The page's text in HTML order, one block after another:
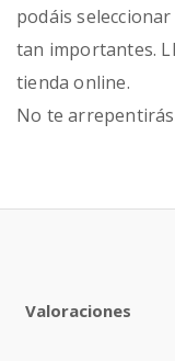
podáis
tan importantes.
tienda online.
No te
Valoraciones